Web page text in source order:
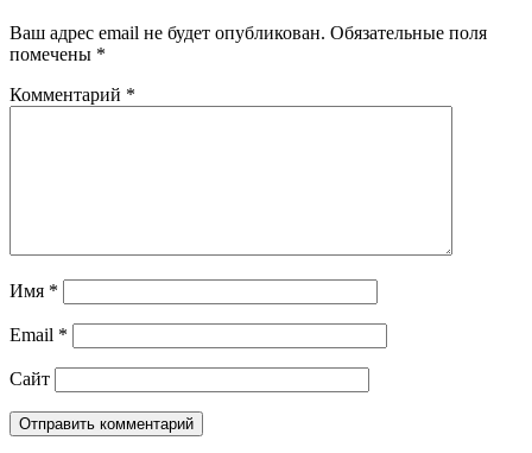
Ваш адрес email не будет опубликован. Обязательные поля
помечены *
Комментарий *
Имя *
Email *
Сайт